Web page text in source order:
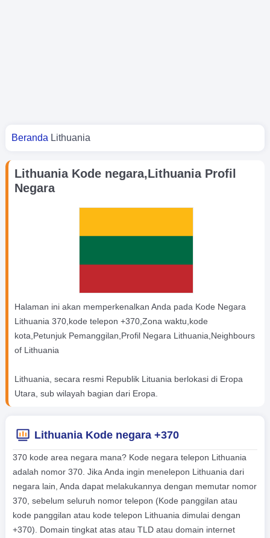
Kamu di sini
Beranda Lithuania
Lithuania Kode negara,Lithuania Profil
Negara
Halaman ini akan memperkenalkan Anda pada Kode Negara
Lithuania 370,kode telepon +370,Zona waktu,kode
kota,Petunjuk Pemanggilan,Profil Negara Lithuania,Neighbours
of Lithuania
Lithuania, secara resmi Republik Lituania berlokasi di Eropa
Utara, sub wilayah bagian dari Eropa.
Lithuania Kode negara +370
370 kode area negara mana? Kode negara telepon Lithuania
adalah nomor 370. Jika Anda ingin menelepon Lithuania dari
negara lain, Anda dapat melakukannya dengan memutar nomor
370, sebelum seluruh nomor telepon (Kode panggilan atau
kode panggilan atau kode telepon Lithuania dimulai dengan
+370). Domain tingkat atas atau TLD atau domain internet